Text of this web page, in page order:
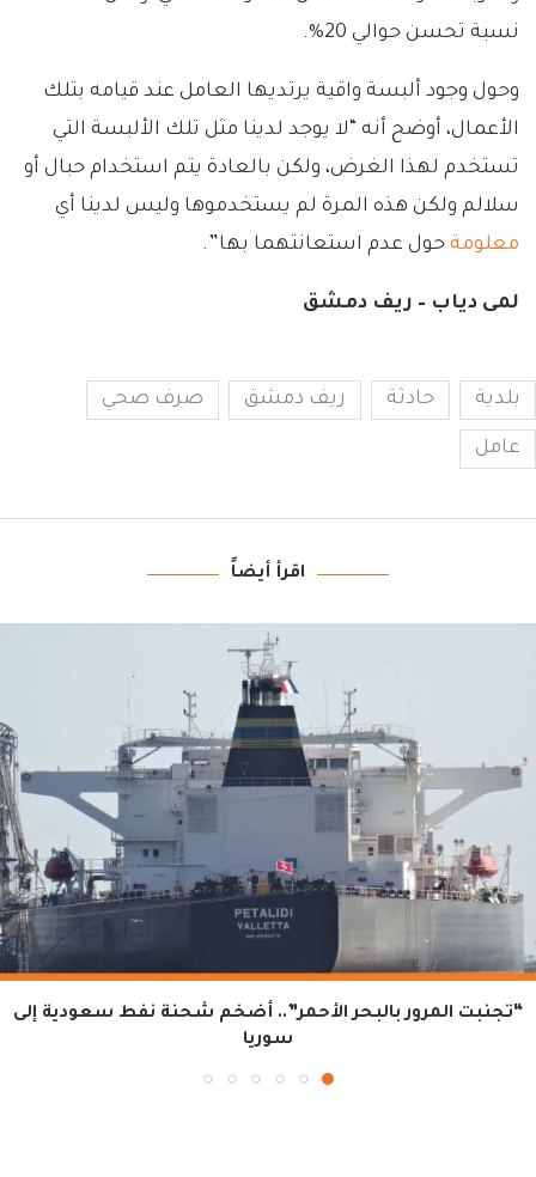
نسبة تحسن حوالي 20%.
وحول وجود ألبسة واقية يرتديها العامل عند قيامه بتلك
الأعمال، أوضح أنه “لا يوجد لدينا مثل تلك الألبسة التي
تستخدم لهذا الغرض، ولكن بالعادة يتم استخدام حبال أو
سلالم ولكن هذه المرة لم يستخدموها وليس لدينا أي
معلومة حول عدم استعانتهما بها”.
لمى دياب – ريف دمشق
بلدية حادثة ريف دمشق صرف صحي
عامل
اقرأ أيضاً
“تجنبت المرور بالبحر الأحمر”.. أضخم شحنة نفط سعودية إلى
سوريا